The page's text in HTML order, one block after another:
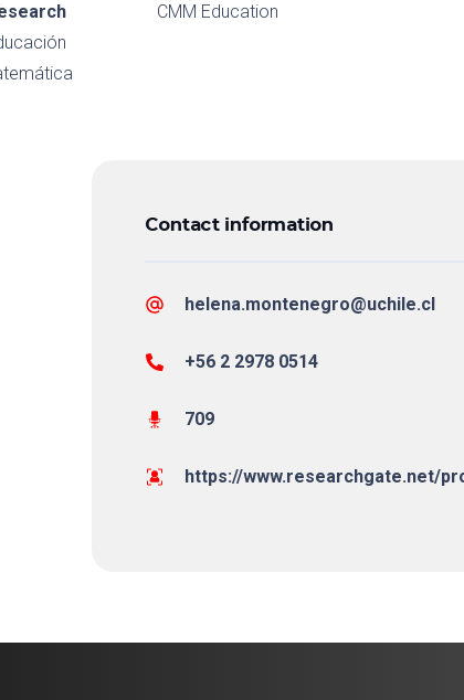
CMM Education
Contact information
helena.montenegro@uchile.cl
+56 2 2978 0514
709
https://www.researchgate.net/